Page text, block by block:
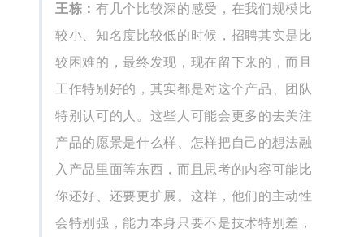
王栋： 有几个比较深的感受，在我们规模比
较小、知名度比较低的时候，招聘其实是比
较困难的，最终发现，现在留下来的，而且
工作特别好的，其实都是对这个产品、团队
特别认可的人。这些人可能会更多的去关注
产品的愿景是什么样、怎样把自己的想法融
入产品里面等东西，而且思考的内容可能比
你还好、还要更扩展。这样，他们的主动性
会特别强，能力本身只要不是技术特别差，